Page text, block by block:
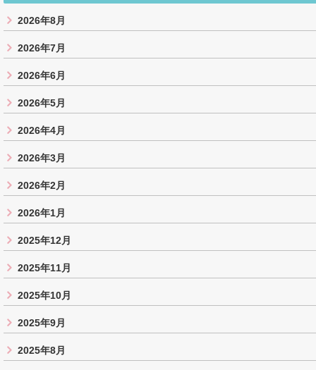
2026年8月
2026年7月
2026年6月
2026年5月
2026年4月
2026年3月
2026年2月
2026年1月
2025年12月
2025年11月
2025年10月
2025年9月
2025年8月